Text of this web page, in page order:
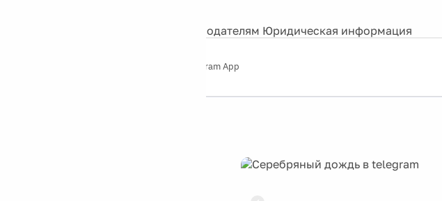
Рекламодателям Юридическая информация
Telegram App